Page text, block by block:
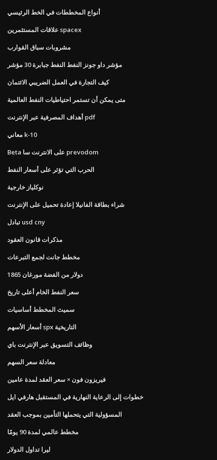
أنواع المخططات في الخط الرئيسي
علاقات المستثمرين spacex
مشروبات سباق القوارب
مؤشر داو جونز النفط النفط جبابرة 30 مؤشر
كيف التجارة في العمل الضريبي الائتمان
متى يمكن أن تستمر احتياطيات النفط العالمية
أهداف المصرفية عبر الإنترنت pdf
معاني k-10
Beta على الانترنت سا prevodom
الحرب التي تؤثر على أسعار النفط
نوكلياز خارجية
شراء بطاقة الفانيلا إعادة تحميل على الإنترنت
تبادل usd cny
مذكرات قانون العقود
مخطط جانت لجمع التبرعات
1865 دولار من الفضة مورغان
سعر النفط الخام أعلى تاريخ
سميث المخطط أساسيات
أسعار الأسهم spx التاريخية
وظائف التسويق عبر الإنترنت باي
معادلة سعر السهم
فيريزون فون × سعر العقد لمدة عامين
خطوات إلى الرعاية النهارية في المستقبل هارفي ايل
المسؤولية التي يتحملها التأمين بموجب العقد
مخطط عالمي لمدة 90 يومًا
ليرا تداول الدولار